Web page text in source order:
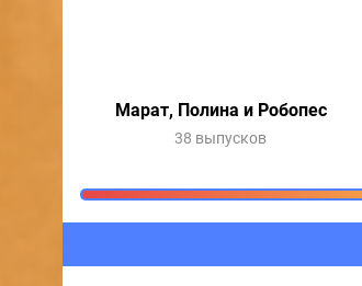
Очередь
Марат, Полина и Робопес
38 выпусков